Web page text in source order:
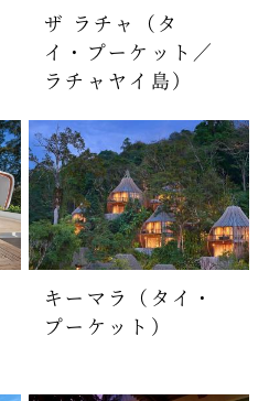
ザ ラチャ（タ
イ・プーケット／
ラチャヤイ島）
キーマラ（タイ・
プーケット）